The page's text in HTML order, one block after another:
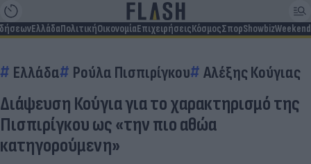
ΕλλάδαΠολιτικήΟικονομίαΕπιχειρήσειςΚόσμοςΣπορShowbizWeekend
Ελλάδα Ρούλα Πισπιρίγκου Αλέξης Κούγιας
Διάψευση Κούγια για το χαρακτηρισμό της
Πισπιρίγκου ως «την πιο αθώα
κατηγορούμενη»